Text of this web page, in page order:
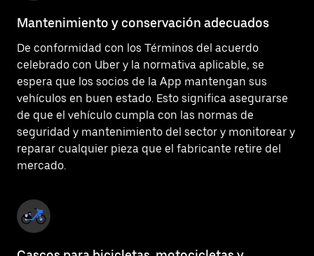
Mantenimiento y conservación adecuados
De conformidad con los Términos del acuerdo
celebrado con Uber y la normativa aplicable, se
espera que los socios de la App mantengan sus
vehículos en buen estado. Esto significa asegurarse
de que el vehículo cumpla con las normas de
seguridad y mantenimiento del sector y monitorear y
reparar cualquier pieza que el fabricante retire del
mercado.